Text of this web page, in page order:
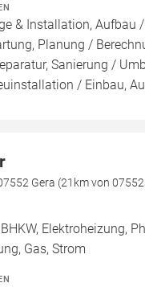
& Installation, Aufbau
Planung /
Sanierung /
/ Einbau,
Gera (21km von
Elektroheizung,
Gas, Strom